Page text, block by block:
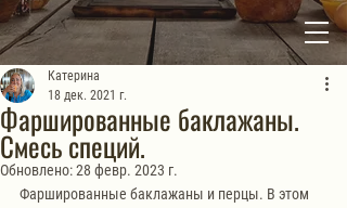
Фаршированные баклажаны.
Смесь специй.
Катерина
18 дек. 2021 г.
Обновлено:28 февр. 2023 г.
Фаршированные баклажаны и перцы. В этом